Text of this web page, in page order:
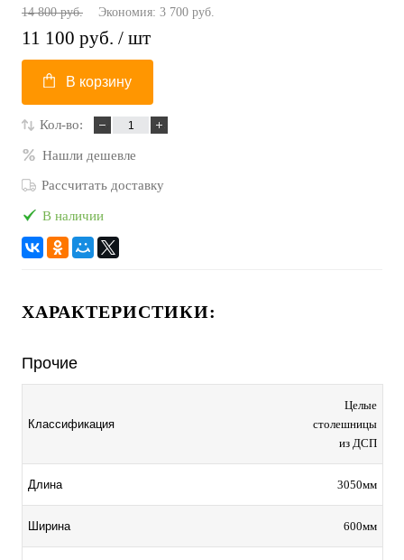
14 800 руб. Экономия: 3 700 руб.
11 100 руб. / шт
В корзину
Кол-во:
Нашли дешевле
Рассчитать доставку
В наличии
ХАРАКТЕРИСТИКИ:
Прочие
Классификация
Целые
столешницы
из ДСП
Длина 3050мм
Ширина 600мм